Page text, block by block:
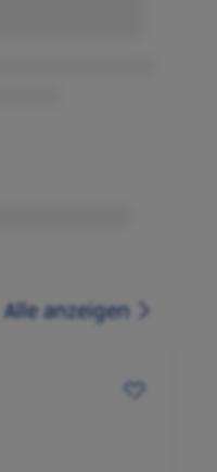
Alle anzeigen